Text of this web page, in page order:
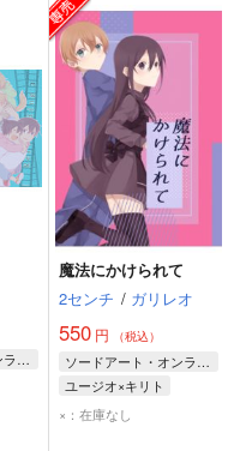
ソードアート・オンライン
魔法にかけられて
2センチ / ガリレオ
550円 （税込）
ソードアート・オンライン
ユージオ×キリト
キリト
ユージオ
×：在庫なし